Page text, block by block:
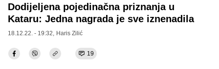
Dodijeljena pojedinačna priznanja u
Kataru: Jedna nagrada je sve iznenadila
18.12.22. - 19:32, Haris Zilić
19